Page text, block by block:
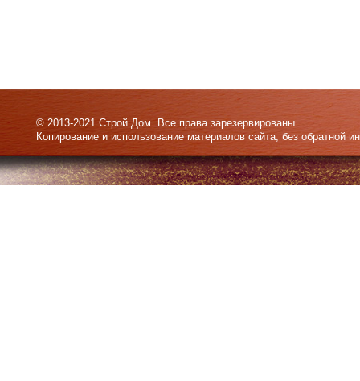
© 2013-2021 Строй Дом. Все права зарезервированы.
Копирование и использование материалов сайта, без обратной